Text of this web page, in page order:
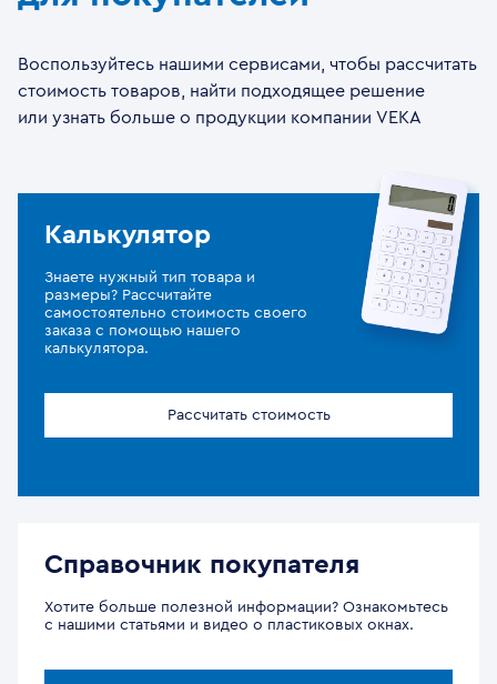
Воспользуйтесь нашими сервисами, чтобы рассчитать
стоимость товаров, найти подходящее решение
или узнать больше о продукции компании VEKA
Калькулятор
Знаете нужный тип товара и
размеры? Рассчитайте
самостоятельно стоимость своего
заказа с помощью нашего
калькулятора.
Рассчитать стоимость
Справочник покупателя
Хотите больше полезной информации? Ознакомьтесь
с нашими статьями и видео о пластиковых окнах.